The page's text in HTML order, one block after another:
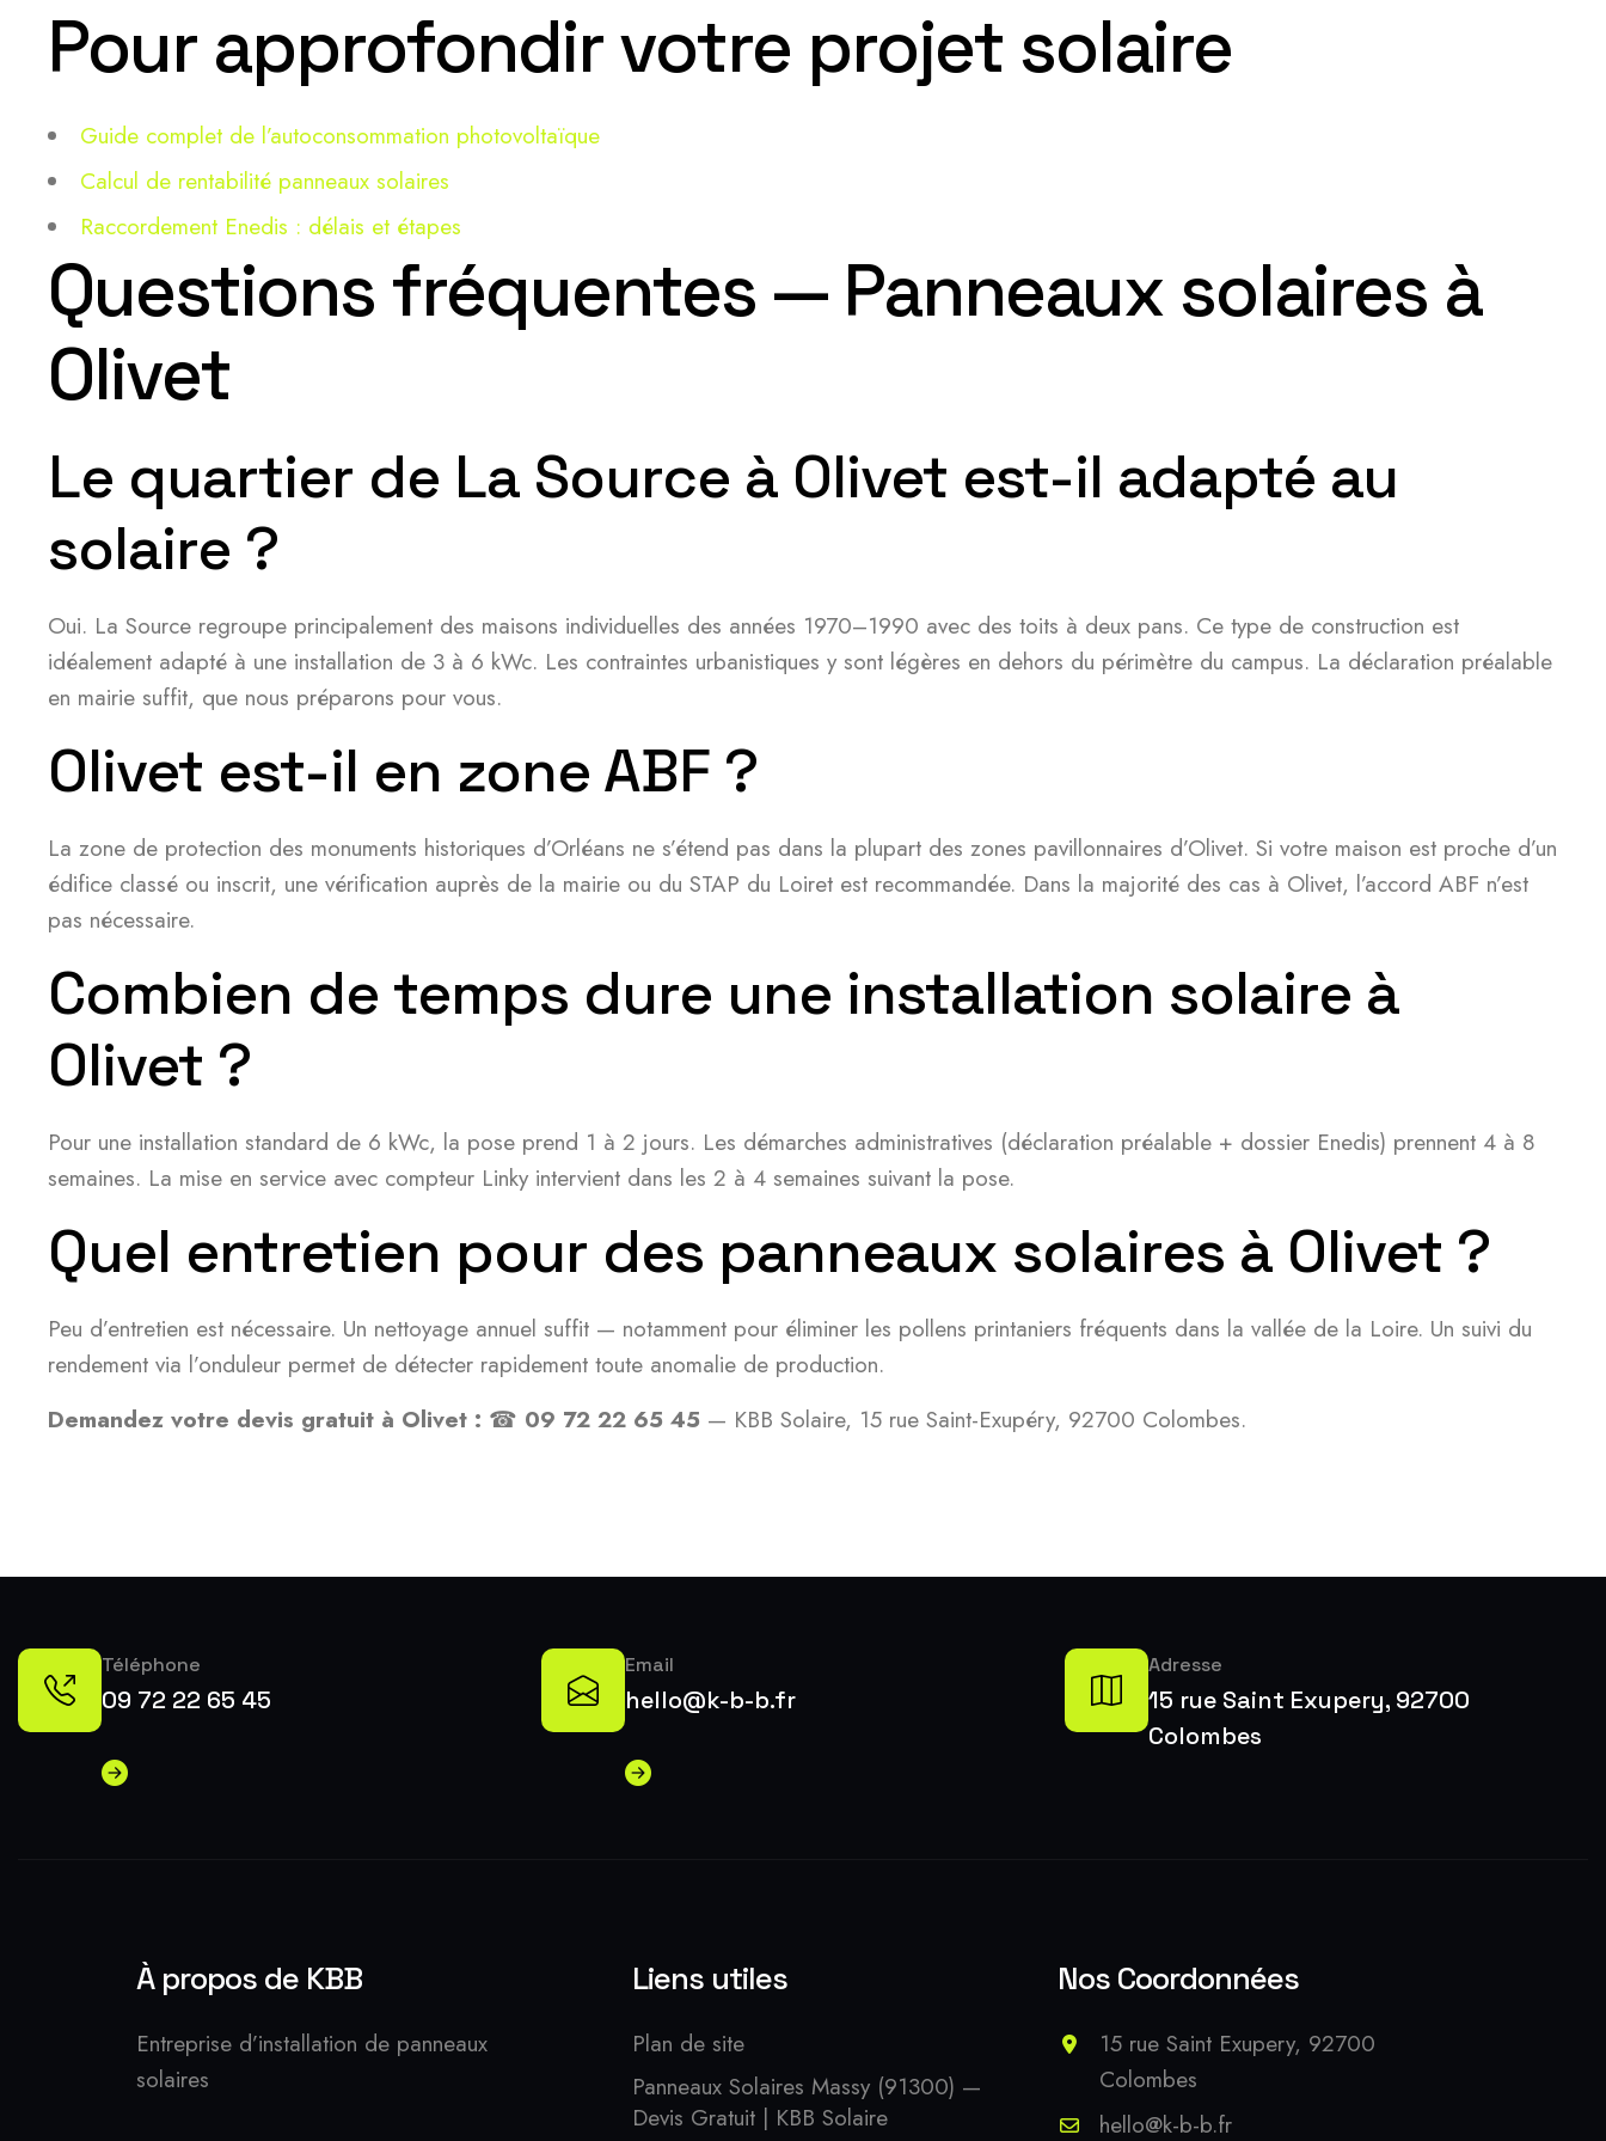
Pour approfondir votre projet solaire
Guide complet de l’autoconsommation photovoltaïque
Calcul de rentabilité panneaux solaires
Raccordement Enedis : délais et étapes
Questions fréquentes — Panneaux solaires à
Olivet
Le quartier de La Source à Olivet est-il adapté au
solaire ?
Oui. La Source regroupe principalement des maisons individuelles des années 1970–1990 avec des toits à deux pans. Ce type de construction est
idéalement adapté à une installation de 3 à 6 kWc. Les contraintes urbanistiques y sont légères en dehors du périmètre du campus. La déclaration préalable
en mairie suffit, que nous préparons pour vous.
Olivet est-il en zone ABF ?
La zone de protection des monuments historiques d’Orléans ne s’étend pas dans la plupart des zones pavillonnaires d’Olivet. Si votre maison est proche d’un
édifice classé ou inscrit, une vérification auprès de la mairie ou du STAP du Loiret est recommandée. Dans la majorité des cas à Olivet, l’accord ABF n’est
pas nécessaire.
Combien de temps dure une installation solaire à
Olivet ?
Pour une installation standard de 6 kWc, la pose prend 1 à 2 jours. Les démarches administratives (déclaration préalable + dossier Enedis) prennent 4 à 8
semaines. La mise en service avec compteur Linky intervient dans les 2 à 4 semaines suivant la pose.
Quel entretien pour des panneaux solaires à Olivet ?
Peu d’entretien est nécessaire. Un nettoyage annuel suffit — notamment pour éliminer les pollens printaniers fréquents dans la vallée de la Loire. Un suivi du
rendement via l’onduleur permet de détecter rapidement toute anomalie de production.
Demandez votre devis gratuit à Olivet : ☎ 09 72 22 65 45 — KBB Solaire, 15 rue Saint-Exupéry, 92700 Colombes.
Téléphone
09 72 22 65 45
Email
hello@k-b-b.fr
Adresse
15 rue Saint Exupery, 92700
Colombes
À propos de KBB
Entreprise d’installation de panneaux
solaires
Liens utiles
Plan de site
Panneaux Solaires Massy (91300) —
Devis Gratuit | KBB Solaire
Nos Coordonnées
15 rue Saint Exupery, 92700
Colombes
hello@k-b-b.fr